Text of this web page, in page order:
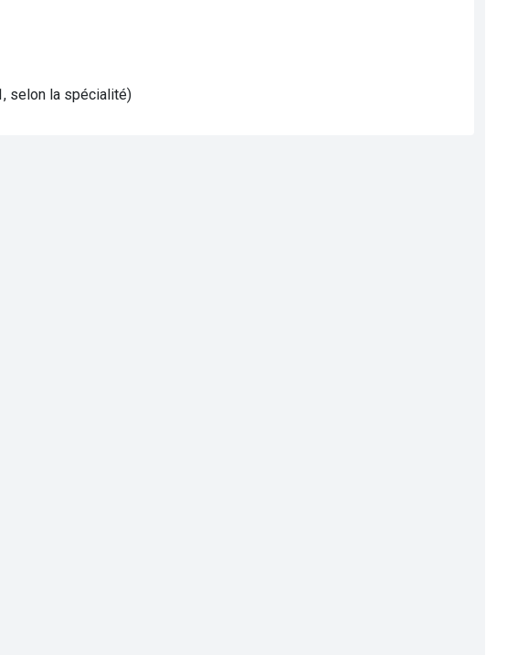
selon la spécialité)